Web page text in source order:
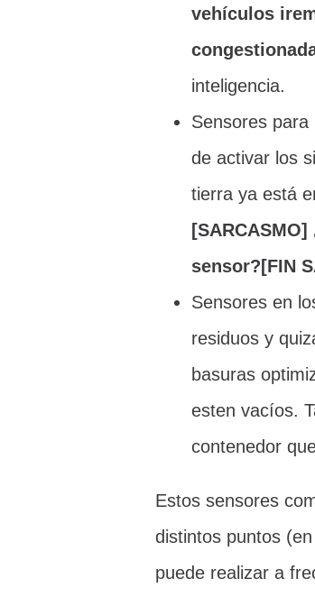
vehículos
inteligencia.
Sensores
de activar los
tierra ya está
sensor?[FIN
Sensores en
residuos y
basuras
esten vacíos.
contenedor
Estos sensores
distintos puntos
puede realizar a